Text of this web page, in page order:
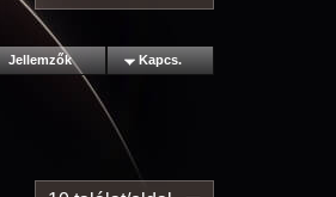
Jellemzők Kapcs.